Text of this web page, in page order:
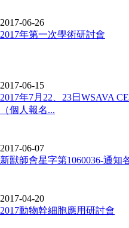
2017-06-26
2017年第一次學術研討會
2017-06-15
2017年7月22、23日WSAVA
（個人報名...
2017-06-07
新獸師會星字第1060036-通知
2017-04-20
2017動物幹細胞應用研討會